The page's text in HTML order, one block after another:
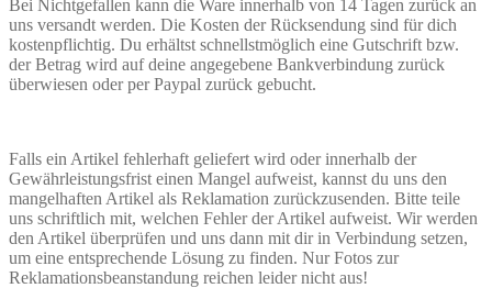
Bei Nichtgefallen kann die Ware innerhalb von 14 Tagen zurück an
uns versandt werden. Die Kosten der Rücksendung sind für dich
kostenpflichtig. Du erhältst schnellstmöglich eine Gutschrift bzw.
der Betrag wird auf deine angegebene Bankverbindung zurück
überwiesen oder per Paypal zurück gebucht.
Falls ein Artikel fehlerhaft geliefert wird oder innerhalb der
Gewährleistungsfrist einen Mangel aufweist, kannst du uns den
mangelhaften Artikel als Reklamation zurückzusenden. Bitte teile
uns schriftlich mit, welchen Fehler der Artikel aufweist. Wir werden
den Artikel überprüfen und uns dann mit dir in Verbindung setzen,
um eine entsprechende Lösung zu finden. Nur Fotos zur
Reklamationsbeanstandung reichen leider nicht aus!